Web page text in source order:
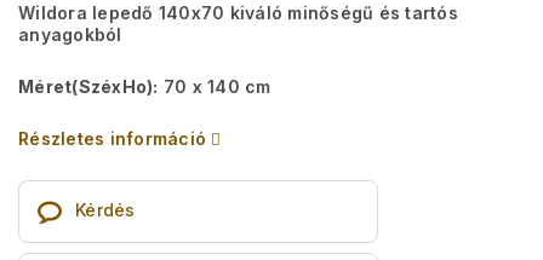
Wildora lepedő 140x70 kiváló minőségű és tartós
anyagokból
Méret(SzéxHo): 70 x 140 cm
Részletes információ
Kérdés